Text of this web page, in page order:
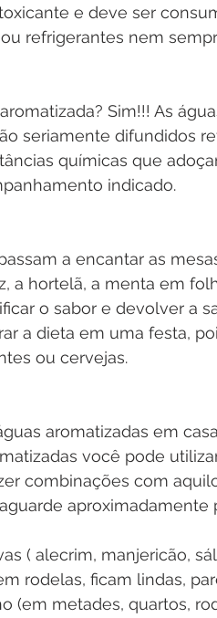
e deve ser
refrigerantes nem
seriamente difundidos
químicas que
indicado.
a encantar as
a hortelã, a menta em
o sabor e devolver a
a dieta em uma festa,
ou cervejas.
aromatizadas em
você pode
combinações com
aproximadamente
( alecrim, manjericão,
rodelas, ficam lindas,